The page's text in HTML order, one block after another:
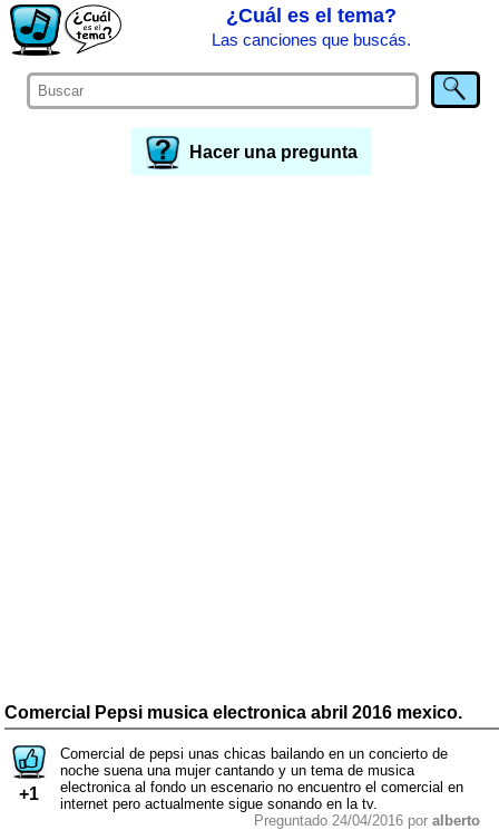
¿Cuál es el tema?
Las canciones que buscás.
Hacer una pregunta
Comercial Pepsi musica electronica abril 2016 mexico.
+1
Comercial de pepsi unas chicas bailando en un concierto de
noche suena una mujer cantando y un tema de musica
electronica al fondo un escenario no encuentro el comercial en
internet pero actualmente sigue sonando en la tv.
Preguntado 24/04/2016 por alberto